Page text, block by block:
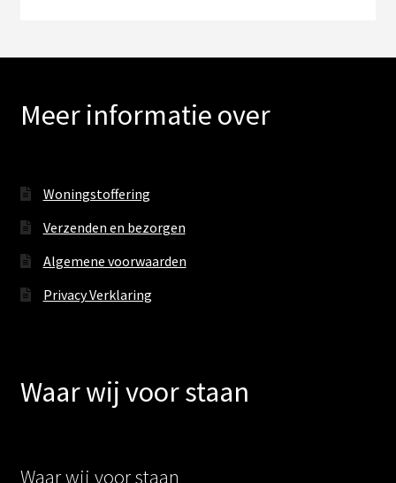
Meer informatie over
Woningstoffering
Verzenden en bezorgen
Algemene voorwaarden
Privacy Verklaring
Waar wij voor staan
Waar wij voor staan